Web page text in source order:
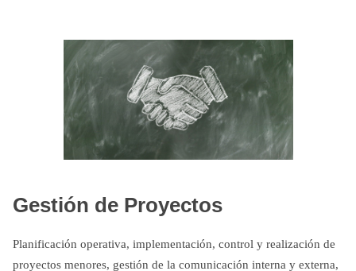
Gestión de Proyectos
Planificación operativa, implementación, control y realización de
proyectos menores, gestión de la comunicación interna y externa,